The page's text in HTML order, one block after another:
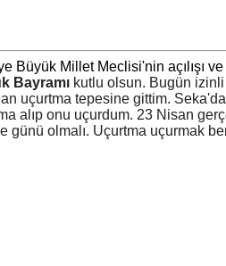
Büyük Millet Meclisi'nin açılışı
Bayramı kutlu olsun. Bugün izinli
uçurtma tepesine gittim.
alıp onu uçurdum. 23 Nisan
günü olmalı. Uçurtma uçurmak